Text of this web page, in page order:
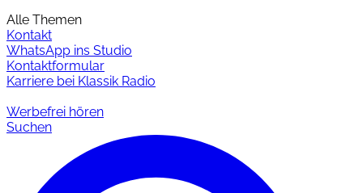
Alle Themen
Kontakt
WhatsApp ins Studio
Kontaktformular
Karriere bei Klassik Radio
Werbefrei hören
Suchen